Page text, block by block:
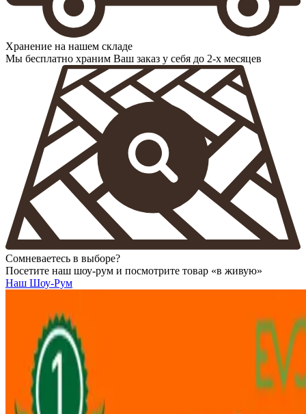
Хранение на нашем складе
Мы бесплатно храним Ваш заказ у себя до 2-х месяцев
Сомневаетесь в выборе?
Посетите наш шоу-рум и посмотрите товар «в живую»
Наш Шоу-Рум